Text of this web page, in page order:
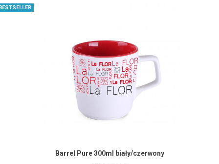
Barrel Pure 300ml biały/czerwony